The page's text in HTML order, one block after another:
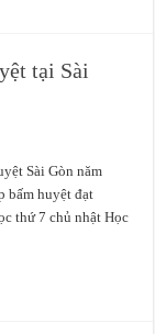
tại Sài
Sài Gòn năm
bấm huyệt đạt
thứ 7 chủ nhật Học